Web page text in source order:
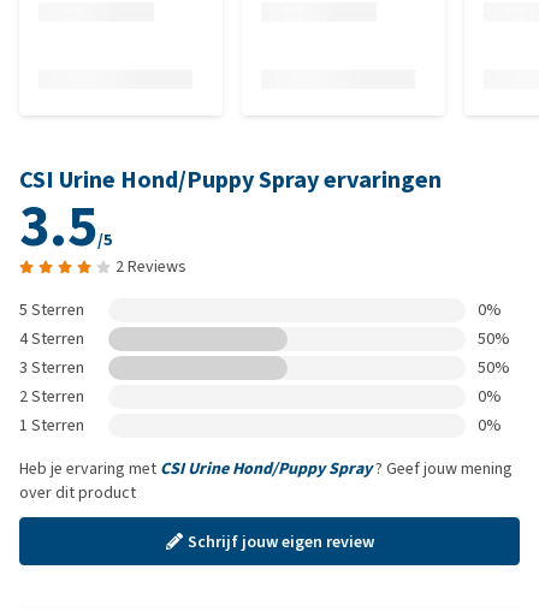
CSI Urine Hond/Puppy Spray ervaringen
3.5/5
2 Reviews
5 Sterren
0%
4 Sterren
50%
3 Sterren
50%
2 Sterren
0%
1 Sterren
0%
Heb je ervaring met CSI Urine Hond/Puppy Spray? Geef jouw mening
over dit product
Schrijf jouw eigen review